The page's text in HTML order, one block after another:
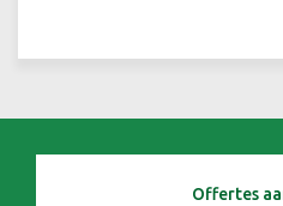
Offertes